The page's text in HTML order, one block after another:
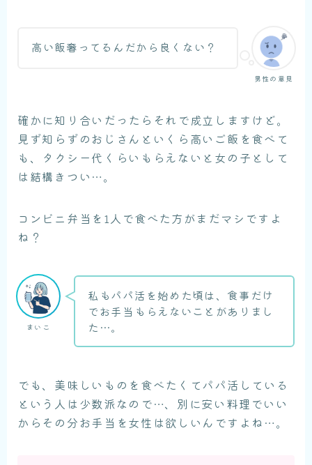
男性の意見
高い飯奢ってるんだから良くない？
確かに知り合いだったらそれで成立しますけど。
見ず知らずのおじさんといくら高いご飯を食べて
も、タクシー代くらいもらえないと女の子として
は結構きつい…。
コンビニ弁当を1人で食べた方がまだマシですよ
ね？
まいこ
私もパパ活を始めた頃は、食事だけ
でお手当もらえないことがありまし
た…。
でも、美味しいものを食べたくてパパ活している
という人は少数派なので…、別に安い料理でいい
からその分お手当を女性は欲しいんですよね…。